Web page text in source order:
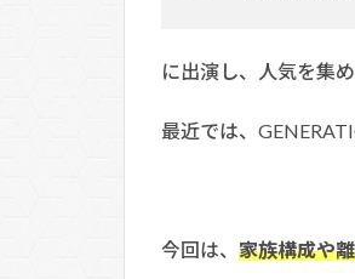
に出演し、人気を集
最近では、
今回は、 家族構成や